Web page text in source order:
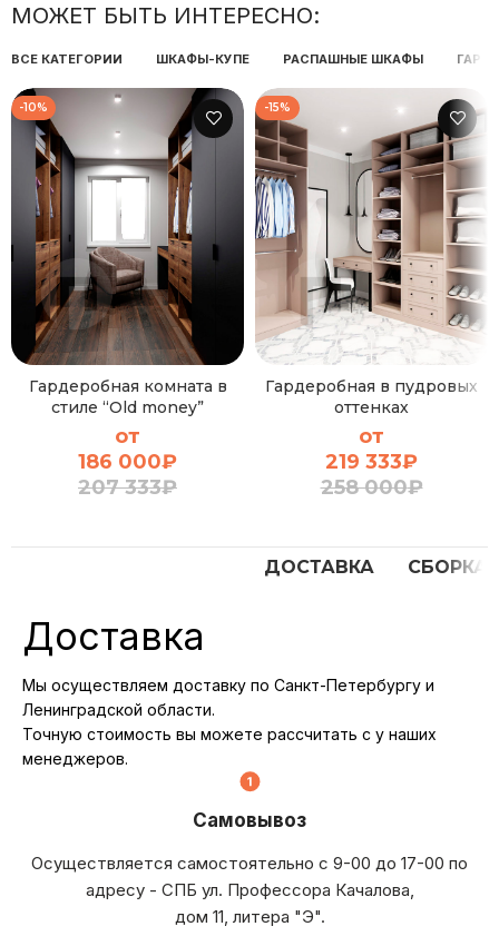
МОЖЕТ БЫТЬ ИНТЕРЕСНО:
ВСЕ КАТЕГОРИИ ШКАФЫ-КУПЕ РАСПАШНЫЕ ШКАФЫ
-10%
Гардеробная комната в
стиле “Old money”
от
186 000₽
207 333₽
-15%
Гардеробная в пудровых
оттенках
от
219 333₽
258 000₽
ДОСТАВКА СБОРКА
Доставка
Мы осуществляем доставку по Санкт-Петербургу и
Ленинградской области.
Точную стоимость вы можете рассчитать с у наших
менеджеров.
Самовывоз
Осуществляется самостоятельно с 9-00 до 17-00 по
адресу - СПБ ул. Профессора Качалова,
дом 11, литера "Э".